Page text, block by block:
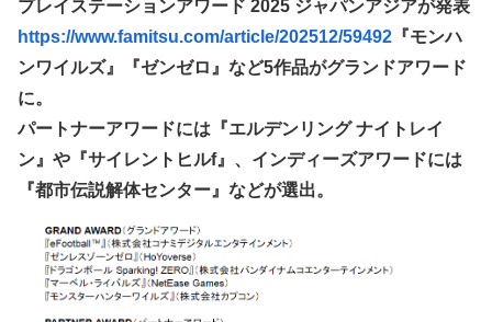
プレイステーションアワード 2025 ジャパンアジアが発表
https://www.famitsu.com/article/202512/59492 『モンハ
ンワイルズ』『ゼンゼロ』など5作品がグランドアワード
に。
パートナーアワードには『エルデンリング ナイトレイ
ン』や『サイレントヒルf』、インディーズアワードには
『都市伝説解体センター』などが選出。